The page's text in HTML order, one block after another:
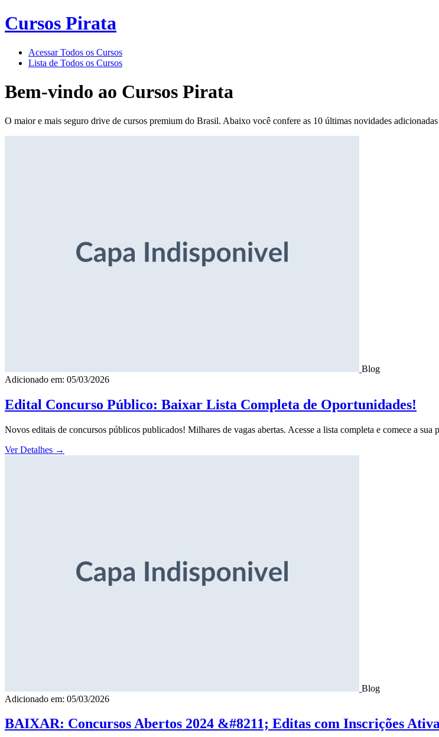
Cursos Pirata
Acessar Todos os Cursos
Lista de Todos os Cursos
Bem-vindo ao Cursos Pirata
O maior e mais seguro drive de cursos premium do Brasil. Abaixo você confere as 10 últimas novidades adicionadas
Blog
Adicionado em: 05/03/2026
Edital Concurso Público: Baixar Lista Completa de Oportunidades!
Novos editais de concursos públicos publicados! Milhares de vagas abertas. Acesse a lista completa e comece a sua
Ver Detalhes →
Blog
Adicionado em: 05/03/2026
BAIXAR: Concursos Abertos 2024 &#8211; Editas com Inscrições